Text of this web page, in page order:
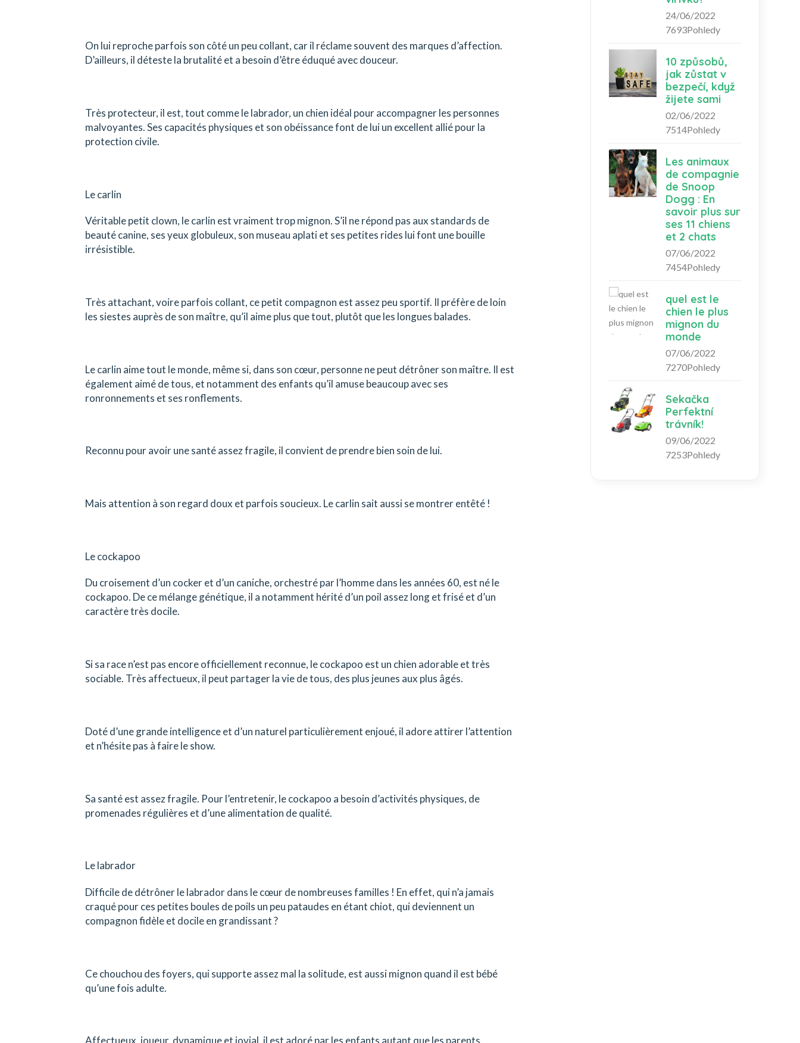
On lui reproche parfois son côté un peu collant, car il réclame souvent des marques d’affection.
D’ailleurs, il déteste la brutalité et a besoin d’être éduqué avec douceur.
Très protecteur, il est, tout comme le labrador, un chien idéal pour accompagner les personnes
malvoyantes. Ses capacités physiques et son obéissance font de lui un excellent allié pour la
protection civile.
Le carlin
Véritable petit clown, le carlin est vraiment trop mignon. S’il ne répond pas aux standards de
beauté canine, ses yeux globuleux, son museau aplati et ses petites rides lui font une bouille
irrésistible.
Très attachant, voire parfois collant, ce petit compagnon est assez peu sportif. Il préfère de loin
les siestes auprès de son maître, qu’il aime plus que tout, plutôt que les longues balades.
Le carlin aime tout le monde, même si, dans son cœur, personne ne peut détrôner son maître. Il est
également aimé de tous, et notamment des enfants qu’il amuse beaucoup avec ses
ronronnements et ses ronflements.
Reconnu pour avoir une santé assez fragile, il convient de prendre bien soin de lui.
Mais attention à son regard doux et parfois soucieux. Le carlin sait aussi se montrer entêté !
Le cockapoo
Du croisement d’un cocker et d’un caniche, orchestré par l’homme dans les années 60, est né le
cockapoo. De ce mélange génétique, il a notamment hérité d’un poil assez long et frisé et d’un
caractère très docile.
Si sa race n’est pas encore officiellement reconnue, le cockapoo est un chien adorable et très
sociable. Très affectueux, il peut partager la vie de tous, des plus jeunes aux plus âgés.
Doté d’une grande intelligence et d’un naturel particulièrement enjoué, il adore attirer l’attention
et n’hésite pas à faire le show.
Sa santé est assez fragile. Pour l’entretenir, le cockapoo a besoin d’activités physiques, de
promenades régulières et d’une alimentation de qualité.
Le labrador
Difficile de détrôner le labrador dans le cœur de nombreuses familles ! En effet, qui n’a jamais
craqué pour ces petites boules de poils un peu pataudes en étant chiot, qui deviennent un
compagnon fidèle et docile en grandissant ?
Ce chouchou des foyers, qui supporte assez mal la solitude, est aussi mignon quand il est bébé
qu’une fois adulte.
24/06/2022
7693Pohledy
10 způsobů,
jak zůstat v
bezpečí, když
žijete sami
02/06/2022
7514Pohledy
Les animaux
de compagnie
de Snoop
Dogg : En
savoir plus sur
ses 11 chiens
et 2 chats
07/06/2022
7454Pohledy
quel est le
chien le plus
mignon du
monde
07/06/2022
7270Pohledy
Sekačka
Perfektní
trávník!
09/06/2022
7253Pohledy